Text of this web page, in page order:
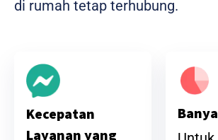
di rumah tetap terhubung.
Kecepatan
Layanan yang